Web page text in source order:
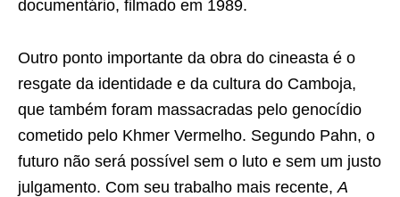
documentário, filmado em 1989.
Outro ponto importante da obra do cineasta é o
resgate da identidade e da cultura do Camboja,
que também foram massacradas pelo genocídio
cometido pelo Khmer Vermelho. Segundo Pahn, o
futuro não será possível sem o luto e sem um justo
julgamento. Com seu trabalho mais recente,A